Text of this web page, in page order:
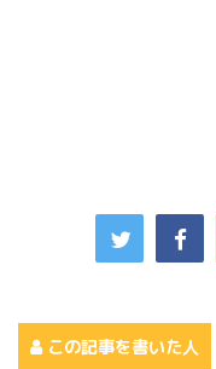
この記事を書いた人